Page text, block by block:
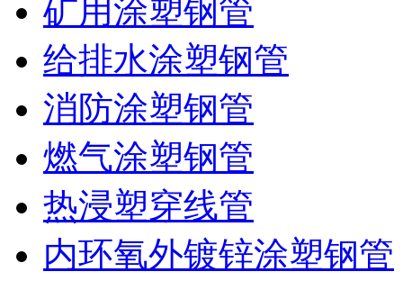
矿用涂塑钢管
给排水涂塑钢管
消防涂塑钢管
燃气涂塑钢管
热浸塑穿线管
内环氧外镀锌涂塑钢管